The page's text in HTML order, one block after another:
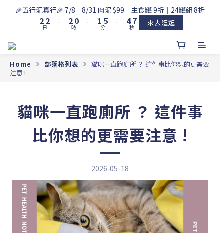
🎉五行泥真行🎉 7/8－8/31 肉泥 $99｜主食罐 9折｜24罐組 8折
3
2
1
3
2
1
日
:
3
2
1
1
0
時
:
2
1
0
6
5
4
1
分
:
5
4
3
0
8
7
6
3
秒 來去逛逛
Home 部落格列表
貓咪一直跑廁所 ？ 這件事比你想的更需要
注意 !
貓咪一直跑廁所 ？ 這件事
比你想的更需要注意 !
2026-05-18